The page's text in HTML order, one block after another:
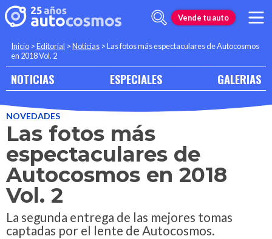
Vende tu auto
Inicio >Editorial >Noticias >Las fotos más espectaculares de Autocosmos
en 2018 Vol. 2
NOTICIAS ESPECIALES GALERIAS
NOVEDADES
Las fotos más
espectaculares de
Autocosmos en 2018
Vol. 2
La segunda entrega de las mejores tomas
captadas por el lente de Autocosmos.